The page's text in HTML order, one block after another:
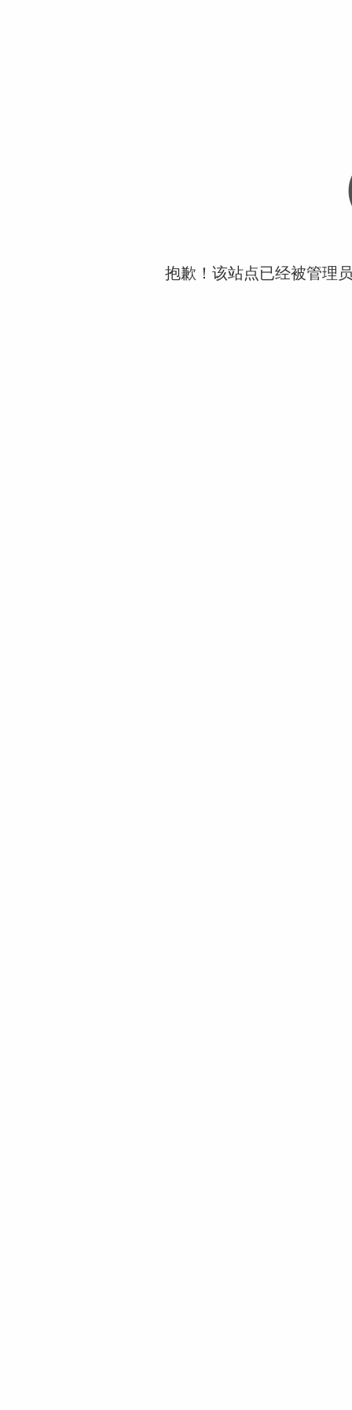
抱歉！该站点已经被管理